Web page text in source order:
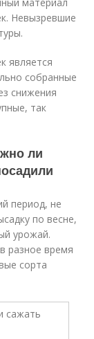
Невызревшие
является
собранные
снижения
так
ли
период, не
по весне,
урожай.
разное время
сорта